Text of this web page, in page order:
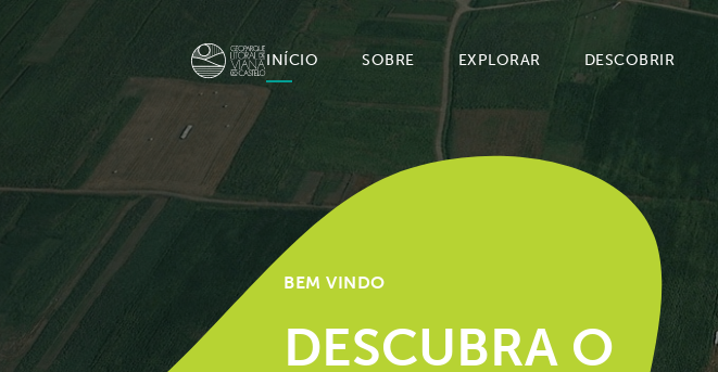
INÍCIO SOBRE EXPLORAR DESCOBRIR
BEM VINDO
DESCUBRA O